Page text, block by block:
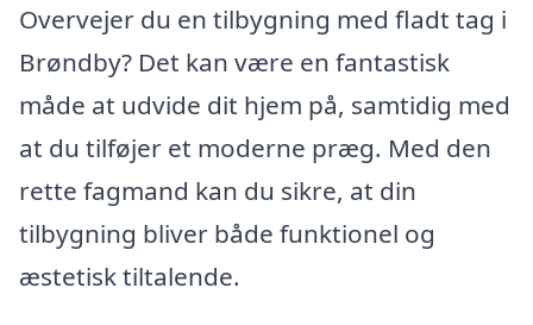
Overvejer du en tilbygning med fladt tag i
Brøndby? Det kan være en fantastisk
måde at udvide dit hjem på, samtidig med
at du tilføjer et moderne præg. Med den
rette fagmand kan du sikre, at din
tilbygning bliver både funktionel og
æstetisk tiltalende.